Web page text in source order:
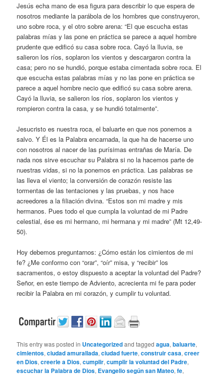
Jesús echa mano de esa figura para describir lo que espera de
nosotros mediante la parábola de los hombres que construyeron,
uno sobre roca, y el otro sobre arena: “El que escucha estas
palabras mías y las pone en práctica se parece a aquel hombre
prudente que edificó su casa sobre roca. Cayó la lluvia, se
salieron los ríos, soplaron los vientos y descargaron contra la
casa; pero no se hundió, porque estaba cimentada sobre roca. El
que escucha estas palabras mías y no las pone en práctica se
parece a aquel hombre necio que edificó su casa sobre arena.
Cayó la lluvia, se salieron los ríos, soplaron los vientos y
rompieron contra la casa, y se hundió totalmente”.
Jesucristo es nuestra roca, el baluarte en que nos ponemos a
salvo. Y Él es la Palabra encarnada, la que ha de hacerse uno
con nosotros al nacer de las purísimas entrañas de María. De
nada nos sirve escuchar su Palabra si no la hacemos parte de
nuestras vidas, si no la ponemos en práctica. Las palabras se
las lleva el viento; la conversión de corazón resiste las
tormentas de las tentaciones y las pruebas, y nos hace
acreedores a la filiación divina. “Estos son mi madre y mis
hermanos. Pues todo el que cumpla la voluntad de mi Padre
celestial, ése es mi hermano, mi hermana y mi madre” (Mt 12,49-
50).
Hoy debemos preguntarnos: ¿Cómo están los cimientos de mi
fe? ¿Me conformo con “orar”, “oír” misa, y “recibir” los
sacramentos, o estoy dispuesto a aceptar la voluntad del Padre?
Señor, en este tiempo de Adviento, acrecienta mi fe para poder
recibir la Palabra en mi corazón, y cumplir tu voluntad.
This entry was posted in Uncategorizedand taggedagua,baluarte,
cimientos,ciudad amurallada,ciudad fuerte,construir casa,creer
en Dios,creerle a Dios,cumplir,cumplir la voluntad del Padre,
escuchar la Palabra de Dios, Evangelio según san Mateo,fe,